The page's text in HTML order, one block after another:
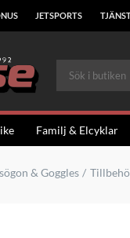
JETSPORTS
Familj & Elcyklar
& Goggles